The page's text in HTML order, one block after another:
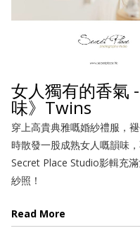
女人獨有的香氣
味》Twins
穿上高貴典雅嘅婚紗禮服，
時散發一股成熟女人嘅韻味
Secret Place Studio影輯充
紗照！
Read More